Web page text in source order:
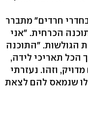
חרדים" מתברר
הכרחית. "אני
הגולשות. "התוכנה
הכל תאריכי לידה,
וזהו. נעזרתי
שנמאס להם לצאת